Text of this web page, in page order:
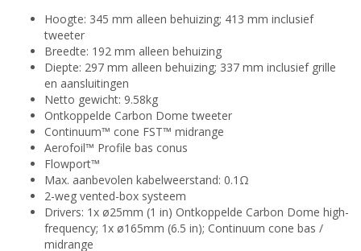
Hoogte: 345 mm alleen behuizing; 413 mm inclusief
tweeter
Breedte: 192 mm alleen behuizing
Diepte: 297 mm alleen behuizing; 337 mm inclusief grille
en aansluitingen
Netto gewicht: 9.58kg
Ontkoppelde Carbon Dome tweeter
Continuum™ cone FST™ midrange
Aerofoil™ Profile bas conus
Flowport™
Max. aanbevolen kabelweerstand: 0.1Ω
2-weg vented-box systeem
Drivers: 1x ø25mm (1 in) Ontkoppelde Carbon Dome high-
frequency; 1x ø165mm (6.5 in); Continuum cone bas /
midrange